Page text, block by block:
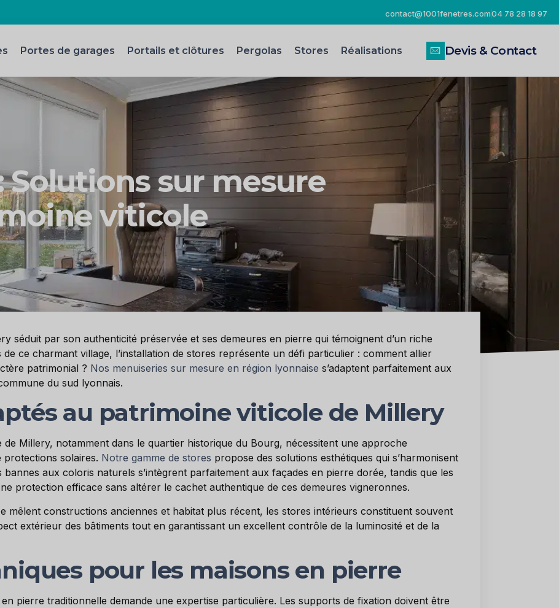
contact@1001fenetres.com04 78 28 18 97
Portes de garages Portails et clôtures Pergolas Stores Réalisations Devis & Contact
Solutions sur mesure
viticole
séduit par son authenticité préservée et ses demeures en pierre qui témoignent d’un riche
ce charmant village, l’installation de stores représente un défi particulier : comment allier
patrimonial ? Nos menuiseries sur mesure en région lyonnaise s’adaptent parfaitement aux
du sud lyonnais.
au patrimoine viticole de Millery
de Millery, notamment dans le quartier historique du Bourg, nécessitent une approche
protections solaires. Notre gamme de stores propose des solutions esthétiques qui s’harmonisent
bannes aux coloris naturels s’intègrent parfaitement aux façades en pierre dorée, tandis que les
protection efficace sans altérer le cachet authentique de ces demeures vigneronnes.
mêlent constructions anciennes et habitat plus récent, les stores intérieurs constituent souvent
extérieur des bâtiments tout en garantissant un excellent contrôle de la luminosité et de la
pour les maisons en pierre
pierre traditionnelle demande une expertise particulière. Les supports de fixation doivent être